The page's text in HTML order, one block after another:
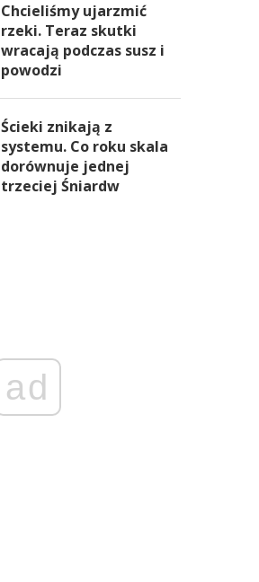
Chcieliśmy ujarzmić
rzeki. Teraz skutki
wracają podczas susz i
powodzi
Ścieki znikają z
systemu. Co roku skala
dorównuje jednej
trzeciej Śniardw
ad